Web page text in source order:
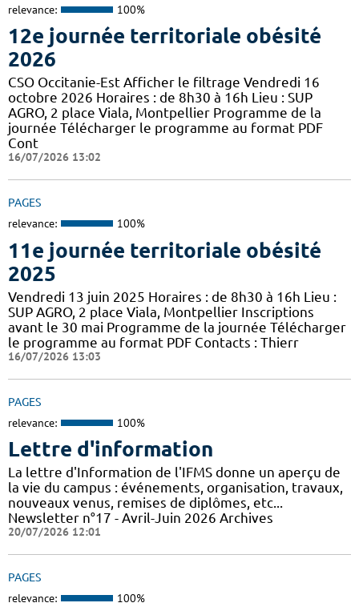
relevance: 100%
12e journée territoriale obésité
2026
CSO Occitanie-Est Afficher le filtrage Vendredi 16
octobre 2026 Horaires : de 8h30 à 16h Lieu : SUP
AGRO, 2 place Viala, Montpellier Programme de la
journée Télécharger le programme au format PDF
Cont
16/07/2026 13:02
PAGES
relevance: 100%
11e journée territoriale obésité
2025
Vendredi 13 juin 2025 Horaires : de 8h30 à 16h Lieu :
SUP AGRO, 2 place Viala, Montpellier Inscriptions
avant le 30 mai Programme de la journée Télécharger
le programme au format PDF Contacts : Thierr
16/07/2026 13:03
PAGES
relevance: 100%
Lettre d'information
La lettre d'Information de l'IFMS donne un aperçu de
la vie du campus : événements, organisation, travaux,
nouveaux venus, remises de diplômes, etc...
Newsletter n°17 - Avril-Juin 2026 Archives
20/07/2026 12:01
PAGES
relevance: 100%